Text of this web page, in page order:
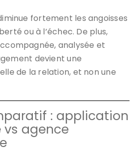
fortement les angoisses
ou à l’échec. De plus,
analysée et
devient une
de la relation, et non une
: application
vs agence